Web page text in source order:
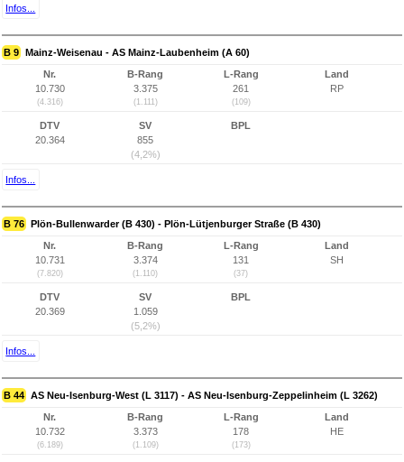
Infos...
B 9 Mainz-Weisenau - AS Mainz-Laubenheim (A 60)
Nr.
10.730
(4.316)
B-Rang
3.375
(1.111)
L-Rang
261
(109)
Land
RP
DTV
20.364
SV
855
(4,2%)
BPL
Infos...
B 76 Plön-Bullenwarder (B 430) - Plön-Lütjenburger Straße (B 430)
Nr.
10.731
(7.820)
B-Rang
3.374
(1.110)
L-Rang
131
(37)
Land
SH
DTV
20.369
SV
1.059
(5,2%)
BPL
Infos...
B 44 AS Neu-Isenburg-West (L 3117) - AS Neu-Isenburg-Zeppelinheim (L 3262)
Nr.
10.732
(6.189)
B-Rang
3.373
(1.109)
L-Rang
178
(173)
Land
HE